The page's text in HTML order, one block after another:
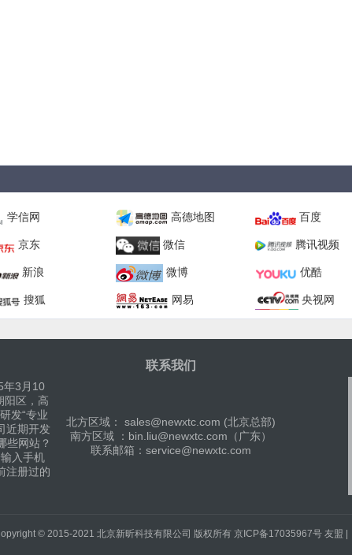
学信网 高德地图 百度
京东 微信 腾讯视频
新浪 微博 优酷
搜狐 网易 央视网
联系我们
年3月10
阳区，高
发“专业
近期开发
些网站？
入手机
注册过的
北方区域： sales@newxtc.com (北京总部)
南方区域 ：bin.liu@newxtc.com（广东）
联系邮箱：service@newxtc.com
© 2015-2021 北京新昕科技有限公司 版权所有 京ICP备17035967号 友盟